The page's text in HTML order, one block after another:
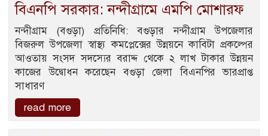
বিএনপি সরকার: নন্দীগ্রামে এমপি মোশারফ
নন্দীগ্রাম (বগুড়া) প্রতিনিধি: বগুড়ার নন্দীগ্রাম উপজেলার
বিজরুল উপজেলা স্বাস্থ্য কমপ্লেক্সের উন্নয়নে কাবিটা প্রকল্পের
আওতায় সংসদ সদস্যের বরাদ্দ থেকে ২ লাখ টাকার উন্নয়ন
কাজের উদ্বোধন করেছেন বগুড়া জেলা বিএনপির ভারপ্রাপ্ত
সাধারণ
read more